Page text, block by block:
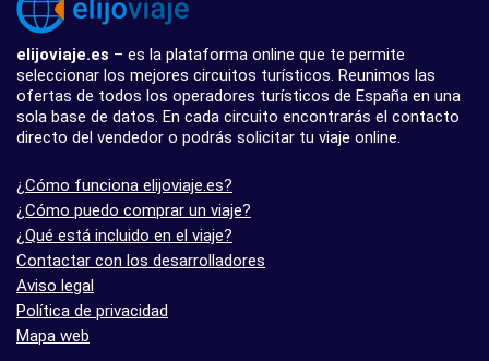
elijoviaje.es – es la plataforma online que te permite
seleccionar los mejores circuitos turísticos. Reunimos las
ofertas de todos los operadores turísticos de España en una
sola base de datos. En cada circuito encontrarás el contacto
directo del vendedor o podrás solicitar tu viaje online.
¿Cómo funciona elijoviaje.es?
¿Cómo puedo comprar un viaje?
¿Qué está incluido en el viaje?
Contactar con los desarrolladores
Aviso legal
Política de privacidad
Mapa web